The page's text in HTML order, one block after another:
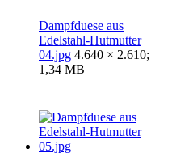
Dampfduese aus
Edelstahl-Hutmutter
04.jpg 4.640 × 2.610;
1,34 MB